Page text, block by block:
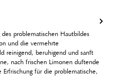
problematischen Hautbildes
und die vermehrte
reinigend, beruhigend und sanft
nach frischen Limonen duftende
Erfrischung für die problematische,